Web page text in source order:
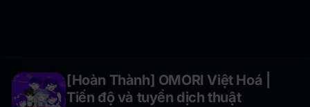
[Hoàn Thành] OMORI Việt Hoá |
Tiến độ và tuyển dịch thuật